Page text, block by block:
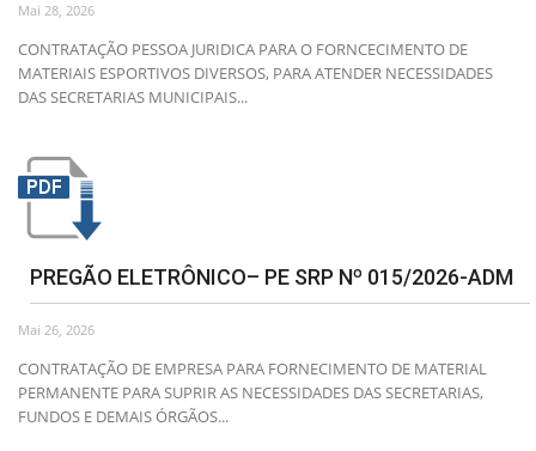
Notícias
Vídeos
Contato
Mai 28, 2026
CONTRATAÇÃO PESSOA JURIDICA PARA O FORNCECIMENTO DE
MATERIAIS ESPORTIVOS DIVERSOS, PARA ATENDER NECESSIDADES
DAS SECRETARIAS MUNICIPAIS...
PREGÃO ELETRÔNICO– PE SRP Nº 015/2026-ADM
Mai 26, 2026
CONTRATAÇÃO DE EMPRESA PARA FORNECIMENTO DE MATERIAL
PERMANENTE PARA SUPRIR AS NECESSIDADES DAS SECRETARIAS,
FUNDOS E DEMAIS ÓRGÃOS...